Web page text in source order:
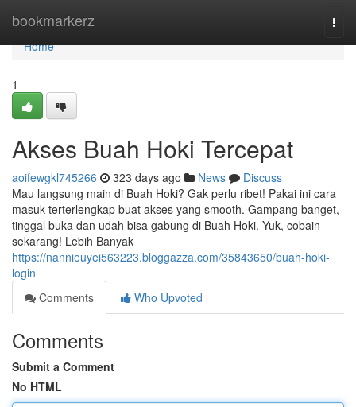
bookmarkerz
Home
Home
1
Akses Buah Hoki Tercepat
aoifewgkl745266 323 days ago News
Discuss
Mau langsung main di Buah Hoki? Gak perlu ribet! Pakai ini cara
masuk terterlengkap buat akses yang smooth. Gampang banget,
tinggal buka dan udah bisa gabung di Buah Hoki. Yuk, cobain
sekarang! Lebih Banyak
https://nannieuyei563223.bloggazza.com/35843650/buah-hoki-
login
Comments
Who Upvoted
Comments
Submit a Comment
No HTML